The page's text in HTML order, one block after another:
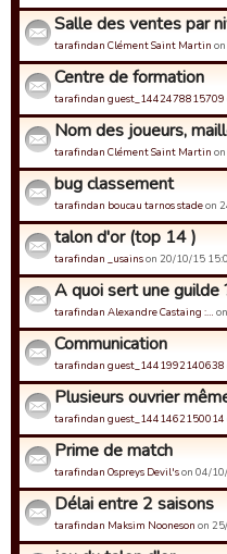
Salle des ventes par
tarafindan Clément Saint Martin
Centre de formation
tarafindan guest_1442478815709
Nom des joueurs,
tarafindan Clément Saint Martin
bug classement
tarafindan boucau tarnos stadeon
talon d'or (top 14 )
tarafindan _usainson 20/10/15
A quoi sert une guilde
tarafindan Alexandre Castaing :…
Communication
tarafindan guest_1441992140638
Plusieurs ouvrier
tarafindan guest_1441462150014
Prime de match
tarafindan Ospreys Devil'son 04/
Délai entre 2 saisons
tarafindan Maksim Nooneson on